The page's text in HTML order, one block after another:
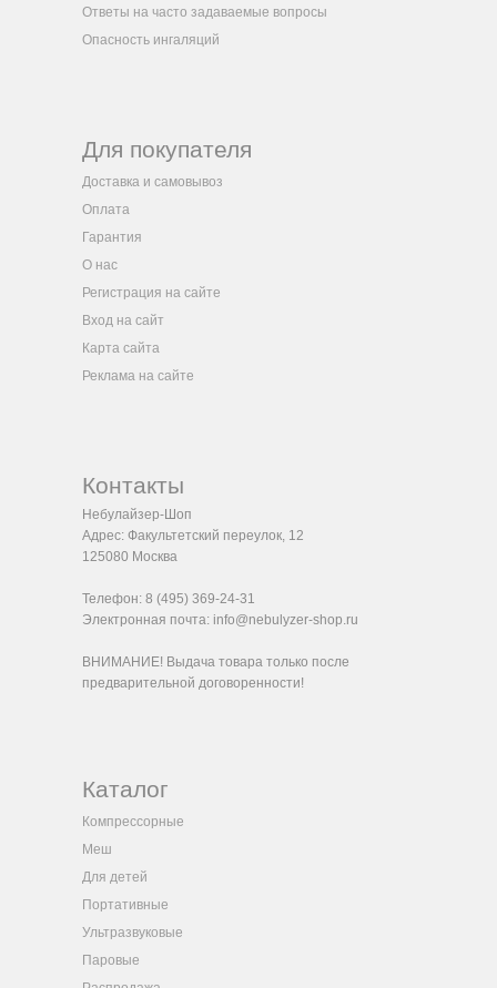
Ответы на часто задаваемые вопросы
Опасность ингаляций
Для покупателя
Доставка и самовывоз
Оплата
Гарантия
О нас
Регистрация на сайте
Вход на сайт
Карта сайта
Реклама на сайте
Контакты
Небулайзер-Шоп
Адрес: Факультетский переулок, 12
125080 Москва
Телефон: 8 (495) 369-24-31
Электронная почта: info@nebulyzer-shop.ru
ВНИМАНИЕ! Выдача товара только после
предварительной договоренности!
Каталог
Компрессорные
Меш
Для детей
Портативные
Ультразвуковые
Паровые